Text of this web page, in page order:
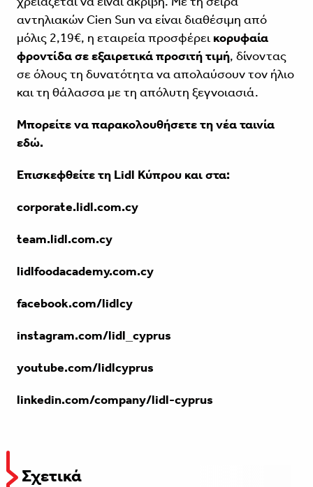
αντηλιακών Cien Sun να είναι διαθέσιμη από
μόλις 2,19€, η εταιρεία προσφέρει κορυφαία
φροντίδα σε εξαιρετικά προσιτή τιμή, δίνοντας
σε όλους τη δυνατότητα να απολαύσουν τον ήλιο
και τη θάλασσα με τη απόλυτη ξεγνοιασιά.
Μπορείτε να παρακολουθήσετε τη νέα ταινία
εδώ.
Επισκεφθείτε τη Lidl Κύπρου και στα:
corporate.lidl.com.cy
team.lidl.com.cy
lidlfoodacademy.com.cy
facebook.com/lidlcy
instagram.com/lidl_cyprus
youtube.com/lidlcyprus
linkedin.com/company/lidl-cyprus
Σχετικά